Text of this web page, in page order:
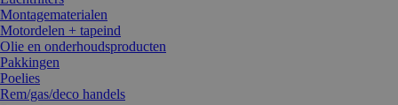
Montagematerialen
Motordelen + tapeind
Olie en onderhoudsproducten
Pakkingen
Poelies
Rem/gas/deco handels